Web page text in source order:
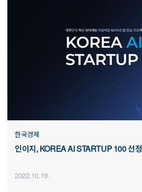
한국경제
인이지, KOREA AI STARTUP 100 선정
2022.10.19.